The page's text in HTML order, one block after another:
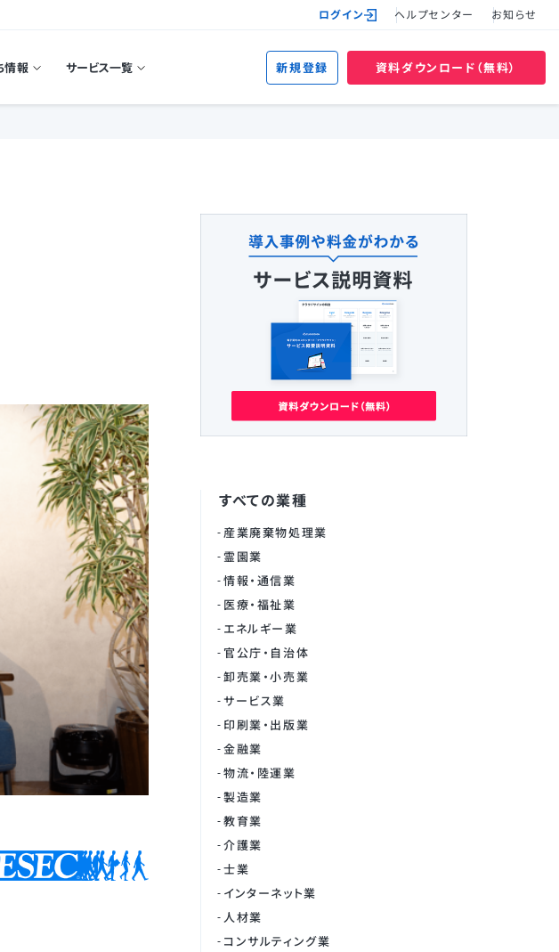
ログイン ヘルプセンター お知らせ
情報 サービス一覧 新規登録 資料ダウンロード（無料）
すべての業種
産業廃棄物処理業
霊園業
情報・通信業
医療・福祉業
エネルギー業
官公庁・自治体
卸売業・小売業
サービス業
印刷業・出版業
金融業
物流・陸運業
製造業
教育業
介護業
士業
インターネット業
人材業
コンサルティング業